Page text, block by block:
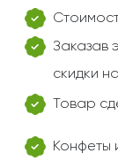
Заказав
скидки
Товар
Конфеты